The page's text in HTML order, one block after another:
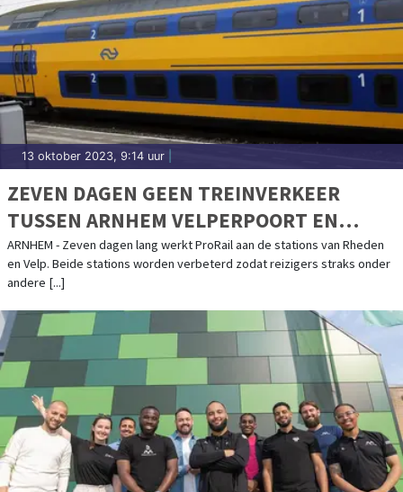
13 oktober 2023, 9:14 uur
ZEVEN DAGEN GEEN TREINVERKEER
TUSSEN ARNHEM VELPERPOORT EN
ZUTPHEN
ARNHEM - Zeven dagen lang werkt ProRail aan de stations van Rheden
en Velp. Beide stations worden verbeterd zodat reizigers straks onder
andere [...]